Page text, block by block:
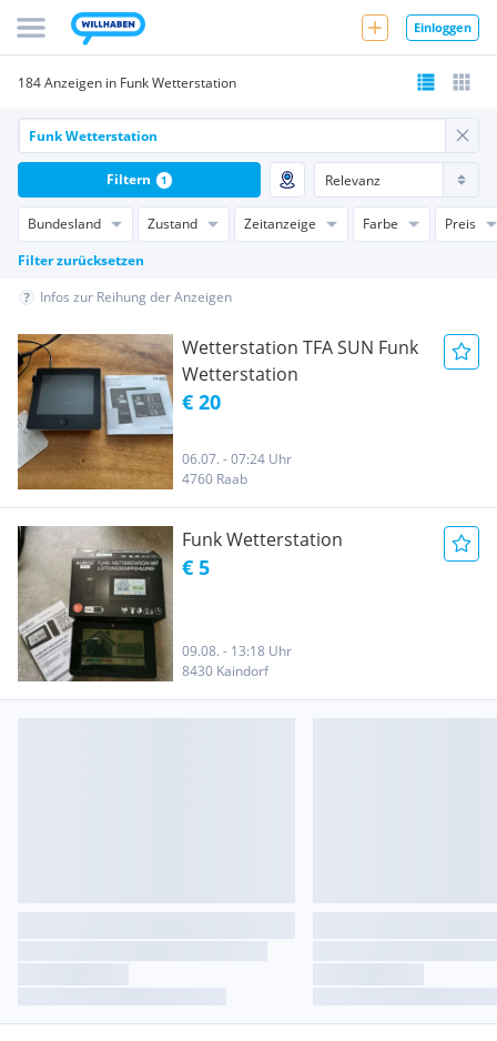
Einloggen
184 Anzeigen in Funk Wetterstation
Bundesland Zustand Zeitanzeige Farbe
Preis
Filter zurücksetzen
Filtern 1
Infos zur Reihung der Anzeigen
Wetterstation TFA SUN Funk
Wetterstation
€ 20
06.07. - 07:24 Uhr
4760 Raab
Funk Wetterstation
€ 5
09.08. - 13:18 Uhr
8430 Kaindorf